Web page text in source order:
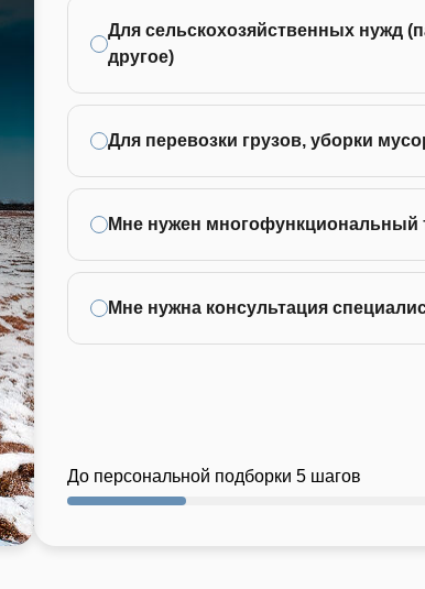
Для сельскохозяйственных нужд
другое)
Для перевозки грузов, уборки
Мне нужен многофункциональный
Мне нужна консультация
До персональной подборки 5 шагов